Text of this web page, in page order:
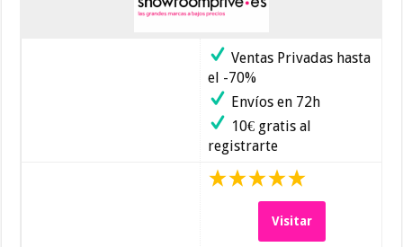
Ventas Privadas hasta
el -70%
Envíos en 72h
10€ gratis al
registrarte
Visitar